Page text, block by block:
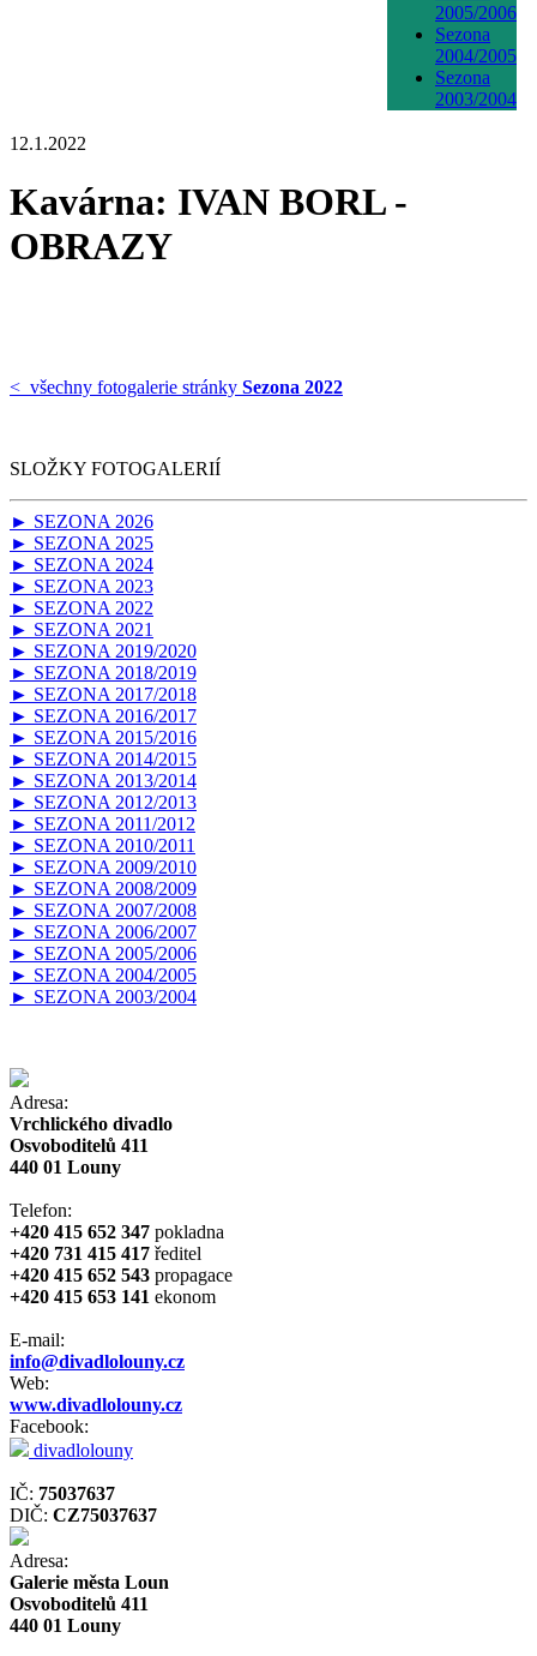
2005/2006
Sezona
2004/2005
Sezona
2003/2004
12.1.2022
Kavárna: IVAN BORL -
OBRAZY
< všechny fotogalerie stránky Sezona 2022
SLOŽKY FOTOGALERIÍ
► SEZONA 2026
► SEZONA 2025
► SEZONA 2024
► SEZONA 2023
► SEZONA 2022
► SEZONA 2021
► SEZONA 2019/2020
► SEZONA 2018/2019
► SEZONA 2017/2018
► SEZONA 2016/2017
► SEZONA 2015/2016
► SEZONA 2014/2015
► SEZONA 2013/2014
► SEZONA 2012/2013
► SEZONA 2011/2012
► SEZONA 2010/2011
► SEZONA 2009/2010
► SEZONA 2008/2009
► SEZONA 2007/2008
► SEZONA 2006/2007
► SEZONA 2005/2006
► SEZONA 2004/2005
► SEZONA 2003/2004
Adresa:
Vrchlického divadlo
Osvoboditelů 411
440 01 Louny
Telefon:
+420 415 652 347 pokladna
+420 731 415 417 ředitel
+420 415 652 543 propagace
+420 415 653 141 ekonom
E-mail:
info@divadlolouny.cz
Web:
www.divadlolouny.cz
Facebook:
divadlolouny
IČ: 75037637
DIČ: CZ75037637
Adresa:
Galerie města Loun
Osvoboditelů 411
440 01 Louny